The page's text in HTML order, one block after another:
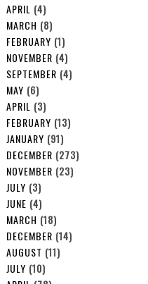
APRIL (4)
MARCH (8)
FEBRUARY (1)
NOVEMBER (4)
SEPTEMBER (4)
MAY (6)
APRIL (3)
FEBRUARY (13)
JANUARY (91)
DECEMBER (273)
NOVEMBER (23)
JULY (3)
JUNE (4)
MARCH (18)
DECEMBER (14)
AUGUST (11)
JULY (10)